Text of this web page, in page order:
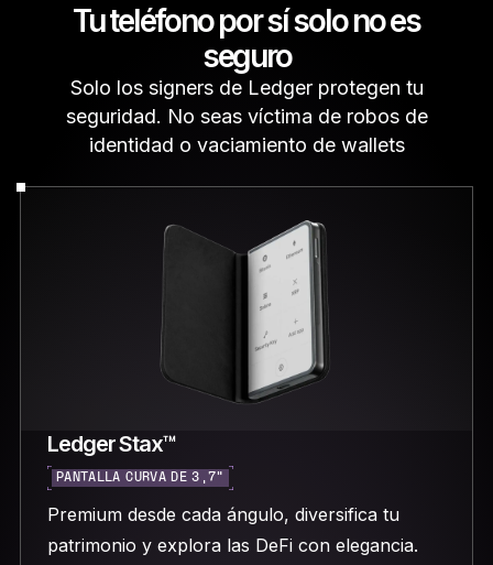
Tu teléfono por sí solo no es
seguro
Solo los signers de Ledger protegen tu
seguridad. No seas víctima de robos de
identidad o vaciamiento de wallets
Ledger Stax™
PANTALLA CURVA DE 3,7"
Premium desde cada ángulo, diversifica tu
patrimonio y explora las DeFi con elegancia.